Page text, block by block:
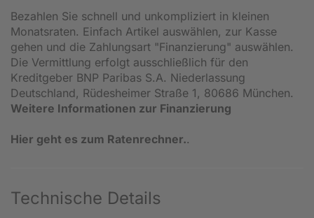
Bezahlen Sie schnell und unkompliziert in kleinen
Monatsraten. Einfach Artikel auswählen, zur Kasse
gehen und die Zahlungsart "Finanzierung" auswählen.
Die Vermittlung erfolgt ausschließlich für den
Kreditgeber BNP Paribas S.A. Niederlassung
Deutschland, Rüdesheimer Straße 1, 80686 München.
Weitere Informationen zur Finanzierung
Hier geht es zum Ratenrechner..
Technische Details